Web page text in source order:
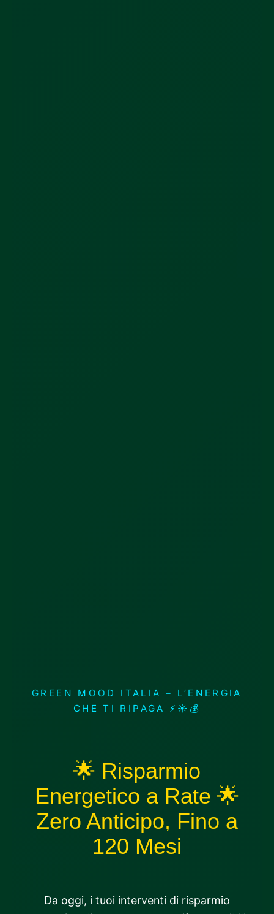
GREEN MOOD ITALIA – L’ENERGIA
CHE TI RIPAGA ⚡☀️💰
🌟 Risparmio
Energetico a Rate 🌟
Zero Anticipo, Fino a
120 Mesi
Da oggi, i tuoi interventi di risparmio